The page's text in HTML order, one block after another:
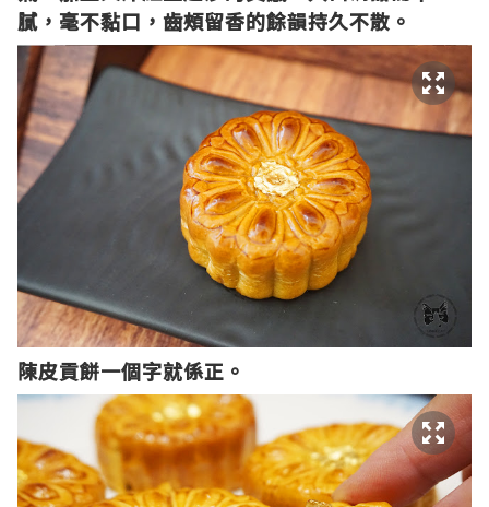
膩，毫不黏口，齒頰留香的餘韻持久不散。
陳皮貢餅一個字就係正。